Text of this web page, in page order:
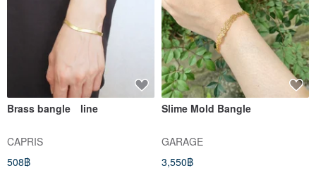
Brass bangle line
CAPRIS
508฿
Slime Mold Bangle
GARAGE
3,550฿